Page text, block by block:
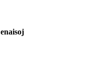
enaisoj